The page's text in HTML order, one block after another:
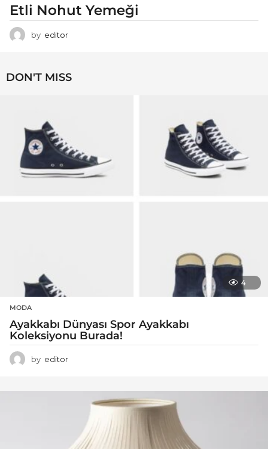
Etli Nohut Yemeği
by editor
DON'T MISS
4
MODA
Ayakkabı Dünyası Spor Ayakkabı
Koleksiyonu Burada!
by editor